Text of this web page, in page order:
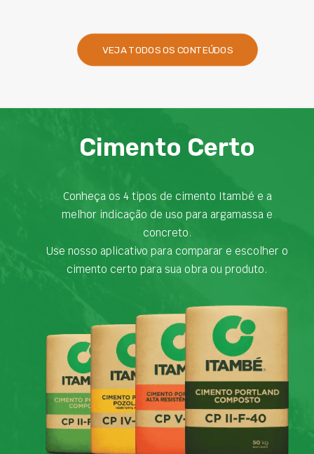
VEJA TODOS OS CONTEÚDOS
Cimento Certo
Conheça os 4 tipos de cimento Itambé e a
melhor indicação de uso para argamassa e
concreto.
Use nosso aplicativo para comparar e escolher o
cimento certo para sua obra ou produto.